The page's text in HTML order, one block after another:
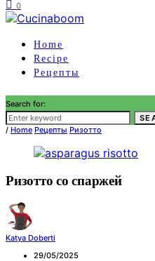
0
Home
Recipe
Рецепты
Search for:
/ Home Рецепты Ризотто
Ризотто со спаржей
Katya Doberti
29/05/2025